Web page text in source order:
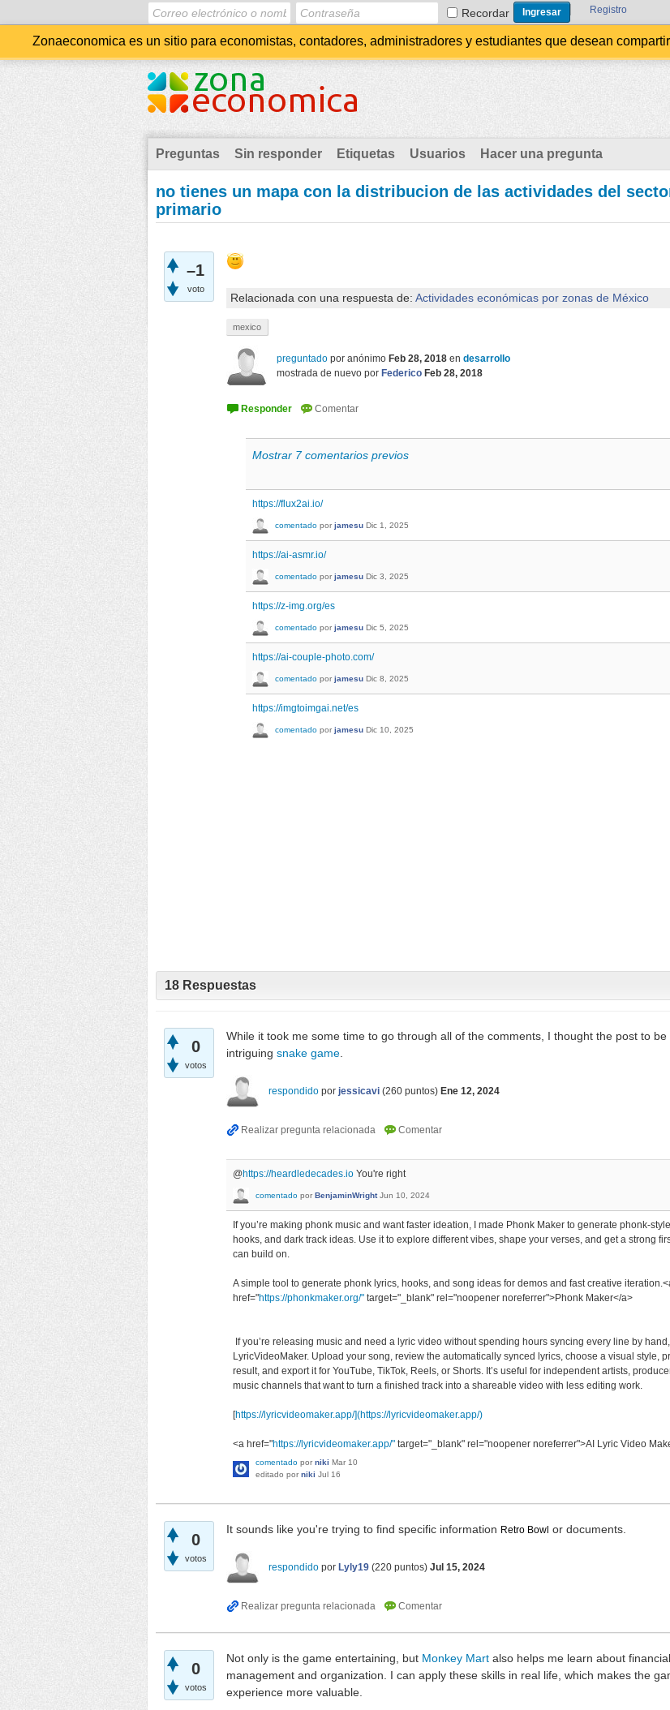
Recordar Registro
Zonaeconomica es un sitio para economistas, contadores, administradores y estudiantes que desean
Preguntas Sin responder Etiquetas Usuarios Hacer una pregunta
no tienes un mapa con la distribucion de las actividades del
primario
–1
voto
Relacionada con una respuesta de: Actividades económicas por zonas de México
mexico
preguntado por anónimo Feb 28, 2018 en desarrollo
mostrada de nuevo por Federico Feb 28, 2018
Mostrar 7 comentarios previos
https://flux2ai.io/
comentado por jamesu Dic 1, 2025
https://ai-asmr.io/
comentado por jamesu Dic 3, 2025
https://z-img.org/es
comentado por jamesu Dic 5, 2025
https://ai-couple-photo.com/
comentado por jamesu Dic 8, 2025
https://imgtoimgai.net/es
comentado por jamesu Dic 10, 2025
18 Respuestas
0
votos
While it took me some time to go through all of the comments, I thought the post to be
intriguing snake game.
respondido por jessicavi (260 puntos) Ene 12, 2024
@https://heardledecades.io You're right
comentado por BenjaminWright Jun 10, 2024
If you’re making phonk music and want faster ideation, I made Phonk Maker to generate phonk-
hooks, and dark track ideas. Use it to explore different vibes, shape your verses, and get a strong
can build on.
A simple tool to generate phonk lyrics, hooks, and song ideas for demos and fast creative
href="https://phonkmaker.org/" target="_blank" rel="noopener noreferrer">Phonk Maker</a>
If you’re releasing music and need a lyric video without spending hours syncing every line by
LyricVideoMaker. Upload your song, review the automatically synced lyrics, choose a visual style,
result, and export it for YouTube, TikTok, Reels, or Shorts. It’s useful for independent artists,
music channels that want to turn a finished track into a shareable video with less editing work.
[https://lyricvideomaker.app/](https://lyricvideomaker.app/)
<a href="https://lyricvideomaker.app/" target="_blank" rel="noopener noreferrer">AI Lyric Video
comentado por niki Mar 10
editado por niki Jul 16
0
votos
It sounds like you're trying to find specific information Retro Bowl or documents.
respondido por Lyly19 (220 puntos) Jul 15, 2024
0
votos
Not only is the game entertaining, but Monkey Mart also helps me learn about financial
management and organization. I can apply these skills in real life, which makes the
experience more valuable.